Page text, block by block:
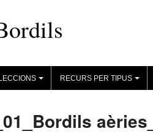
+ +
RECURS PER TIPUS